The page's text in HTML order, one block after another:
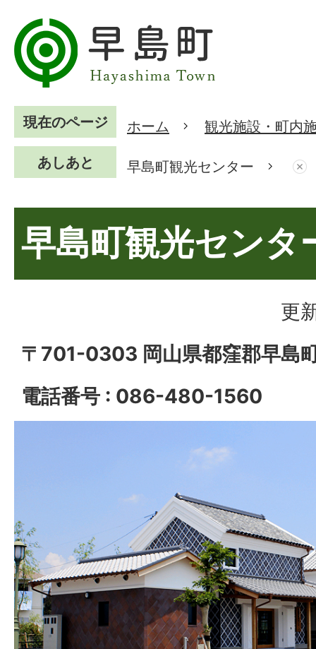
現在のページ ホーム 観光施設・町内
あしあと 早島町観光センター
早島町観光センタ
更
〒701-0303 岡山県都窪郡早島
電話番号 : 086-480-1560